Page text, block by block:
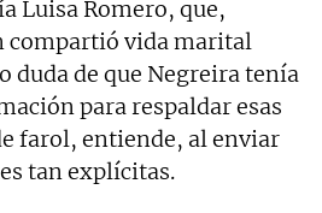
Luisa Romero, que,
compartió vida marital
duda de que Negreira tenía
para respaldar esas
farol, entiende, al enviar
tan explícitas.